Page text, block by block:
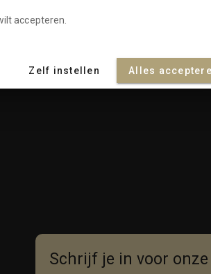
Schrijf je in voor
accepteren.
Zelf instellen Alles